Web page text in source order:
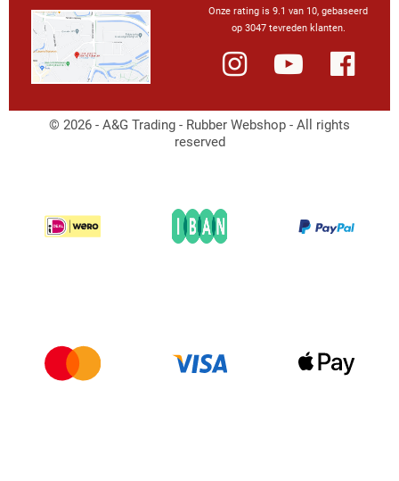
Onze rating is 9.1 van 10, gebaseerd
op 3047 tevreden klanten.
© 2026 - A&G Trading - Rubber Webshop - All rights
reserved